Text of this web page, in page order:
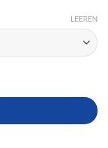
LEEREN